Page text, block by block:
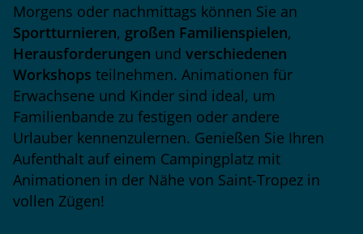
Morgens oder nachmittags können Sie an
Sportturnieren, großen Familienspielen,
Herausforderungen und verschiedenen
Workshops teilnehmen. Animationen für
Erwachsene und Kinder sind ideal, um
Familienbande zu festigen oder andere
Urlauber kennenzulernen. Genießen Sie Ihren
Aufenthalt auf einem Campingplatz mit
Animationen in der Nähe von Saint-Tropez in
vollen Zügen!